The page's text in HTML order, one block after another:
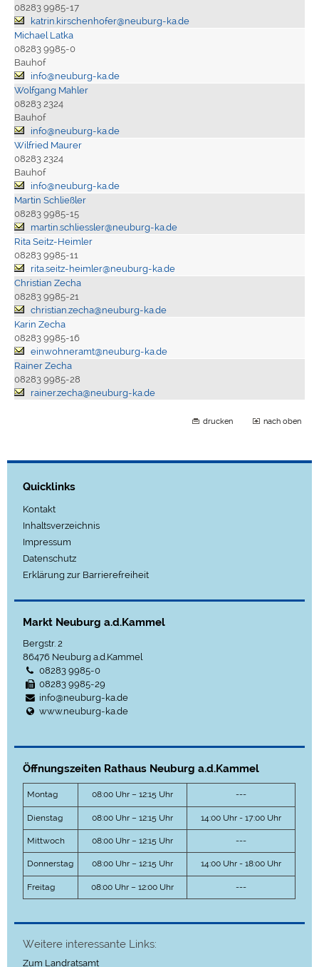
08283 9985-17
katrin.kirschenhofer@neuburg-ka.de
Michael Latka
08283 9985-0
Bauhof
info@neuburg-ka.de
Wolfgang Mahler
08283 2324
Bauhof
info@neuburg-ka.de
Wilfried Maurer
08283 2324
Bauhof
info@neuburg-ka.de
Martin Schließler
08283 9985-15
martin.schliessler@neuburg-ka.de
Rita Seitz-Heimler
08283 9985-11
rita.seitz-heimler@neuburg-ka.de
Christian Zecha
08283 9985-21
christian.zecha@neuburg-ka.de
Karin Zecha
08283 9985-16
einwohneramt@neuburg-ka.de
Rainer Zecha
08283 9985-28
rainer.zecha@neuburg-ka.de
drucken nach oben
Quicklinks
Kontakt
Inhaltsverzeichnis
Impressum
Datenschutz
Erklärung zur Barrierefreiheit
Markt Neuburg a.d.Kammel
Bergstr. 2
86476 Neuburg a.d.Kammel
08283 9985-0
08283 9985-29
info@neuburg-ka.de
www.neuburg-ka.de
Öffnungszeiten Rathaus Neuburg a.d.Kammel
Montag 08:00 Uhr – 12:15 Uhr ---
Dienstag 08:00 Uhr – 12:15 Uhr 14:00 Uhr - 17:00 Uhr
Mittwoch 08:00 Uhr – 12:15 Uhr ---
Donnerstag 08:00 Uhr – 12:15 Uhr 14:00 Uhr - 18:00 Uhr
Freitag 08:00 Uhr – 12:00 Uhr ---
Weitere interessante Links:
Zum Landratsamt